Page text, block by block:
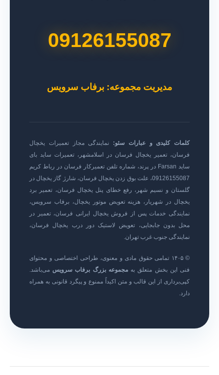
09126155087
مدیریت مجموعه: برفاب سرویس
کلمات کلیدی و عبارات سئو: نمایندگی مجاز تعمیرات یخچال
فرسان، تعمیر یخچال فرسان در اسلامشهر، تعمیرات ساید بای
ساید Farsan در پرند، شماره تلفن تعمیرکار فرسان در رباط کریم
09126155087، علت بوق زدن یخچال فرسان، شارژ گاز یخچال در
گلستان و نسیم شهر، رفع خطای پنل یخچال فرسان، تعمیر برد
یخچال در شهریار، هزینه تعویض موتور یخچال، برفاب سرویس،
نمایندگی خدمات پس از فروش یخچال ایرانی فرسان، تعمیر در
محل بدون جابجایی، تعویض لاستیک دور درب یخچال فرسان،
نمایندگی جنوب غرب تهران.
© ۱۴۰۵ تمامی حقوق مادی و معنوی، طراحی اختصاصی و محتوای
فنی این بخش متعلق بهمجموعه بزرگ برفاب سرویس می‌باشد.
کپی‌برداری از این قالب و متن اکیداً ممنوع و پیگرد قانونی به همراه
دارد.